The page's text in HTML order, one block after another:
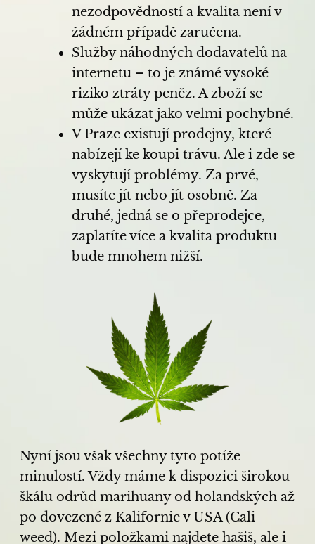
nezodpovědností a kvalita není v
žádném případě zaručena.
Služby náhodných dodavatelů na
internetu – to je známé vysoké
riziko ztráty peněz. A zboží se
může ukázat jako velmi pochybné.
V Praze existují prodejny, které
nabízejí ke koupi trávu. Ale i zde se
vyskytují problémy. Za prvé,
musíte jít nebo jít osobně. Za
druhé, jedná se o přeprodejce,
zaplatíte více a kvalita produktu
bude mnohem nižší.
Nyní jsou však všechny tyto potíže
minulostí. Vždy máme k dispozici širokou
škálu odrůd marihuany od holandských až
po dovezené z Kalifornie v USA (Cali
weed). Mezi položkami najdete hašiš, ale i